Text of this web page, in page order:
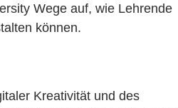
Wege auf, wie Lehrende
können.
Kreativität und des